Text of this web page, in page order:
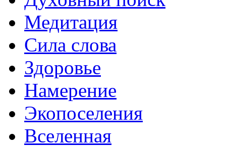
Медитация
Сила слова
Здоровье
Намерение
Экопоселения
Вселенная